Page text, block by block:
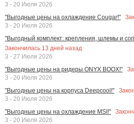
3 - 20 Июля 2026
"Выгодные цены на охлаждение Cougar!"
3 - 20 Июля 2026
"Выгодный комплект: крепления, шлемы и
Закончилась 13 дней назад
3 - 27 Июля 2026
"Выгодные цены на ридеры ONYX BOOX!"
3 - 20 Июля 2026
"Выгодные цены на корпуса Deepcool!"
3 - 20 Июля 2026
"Выгодные цены на охлаждение MSI!"
3 - 20 Июля 2026